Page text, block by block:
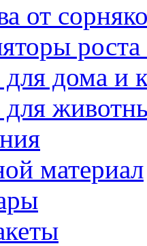
от
роста
дома и
для
материал